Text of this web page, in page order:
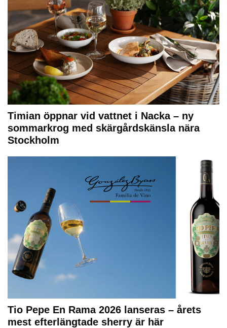
Timian öppnar vid vattnet i Nacka – ny
sommarkrog med skärgårdskänsla nära
Stockholm
Tio Pepe En Rama 2026 lanseras – årets
mest efterlängtade sherry är här